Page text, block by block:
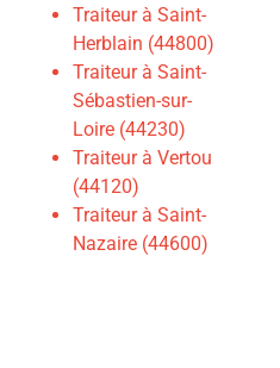
Traiteur à Saint-
Herblain (44800)
Traiteur à Saint-
Sébastien-sur-
Loire (44230)
Traiteur à Vertou
(44120)
Traiteur à Saint-
Nazaire (44600)